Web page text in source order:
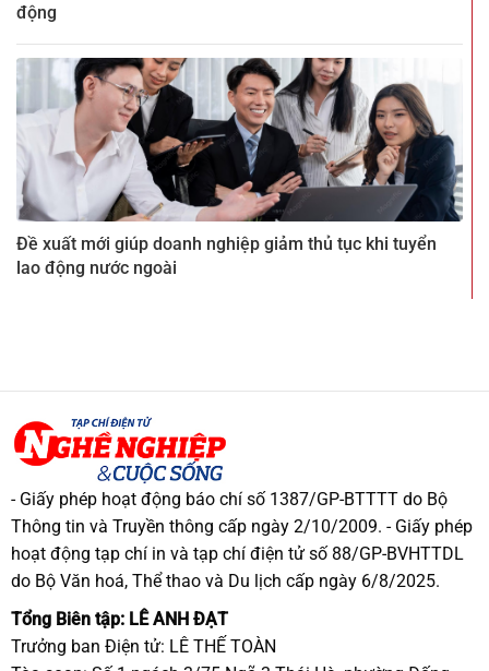
động
Đề xuất mới giúp doanh nghiệp giảm thủ tục khi tuyển
lao động nước ngoài
- Giấy phép hoạt động báo chí số 1387/GP-BTTTT do Bộ
Thông tin và Truyền thông cấp ngày 2/10/2009. - Giấy phép
hoạt động tạp chí in và tạp chí điện tử số 88/GP-BVHTTDL
do Bộ Văn hoá, Thể thao và Du lịch cấp ngày 6/8/2025.
Tổng Biên tập: LÊ ANH ĐẠT
Trưởng ban Điện tử: LÊ THẾ TOÀN